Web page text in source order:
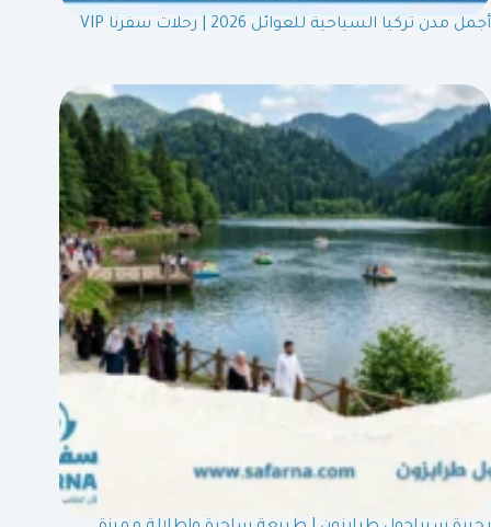
أجمل مدن تركيا السياحية للعوائل 2026 | رحلات سفرنا VIP